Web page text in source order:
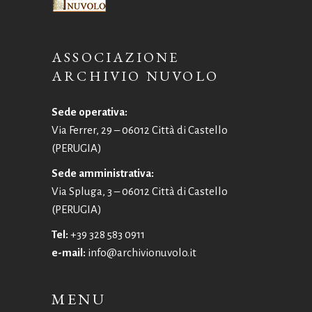
ASSOCIAZIONE
ARCHIVIO NUVOLO
Sede operativa:
Via Ferrer, 29 – 06012 Città di Castello
(PERUGIA)
Sede amministrativa:
Via Spluga, 3 – 06012 Città di Castello
(PERUGIA)
Tel: +39 328 583 0911
e-mail: info@archivionuvolo.it
MENU